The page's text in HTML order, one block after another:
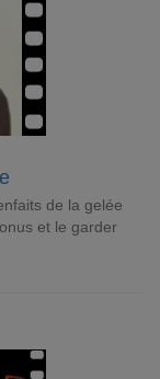
de la gelée
et le garder